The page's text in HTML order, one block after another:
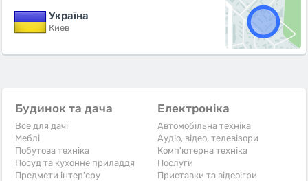
Україна
Киев
Будинок та дача
Все для дачі
Меблі
Побутова техніка
Посуд та кухонне приладдя
Предмети інтер'єру
Електроніка
Автомобільна техніка
Аудіо, відео, телевізори
Комп'ютерна техніка
Послуги
Приставки та відеоігри